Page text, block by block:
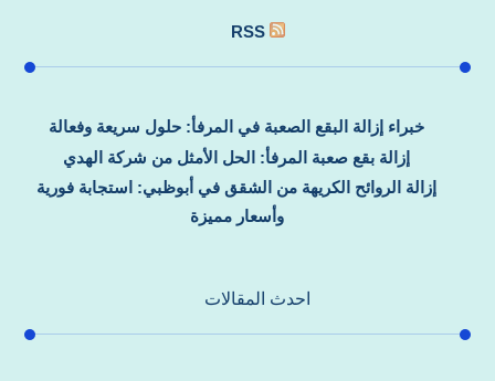
RSS
خبراء إزالة البقع الصعبة في المرفأ: حلول سريعة وفعالة
إزالة بقع صعبة المرفأ: الحل الأمثل من شركة الهدي
إزالة الروائح الكريهة من الشقق في أبوظبي: استجابة فورية
وأسعار مميزة
احدث المقالات